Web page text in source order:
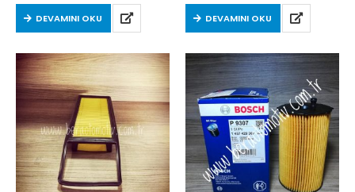
DEVAMINI OKU DEVAMINI OKU